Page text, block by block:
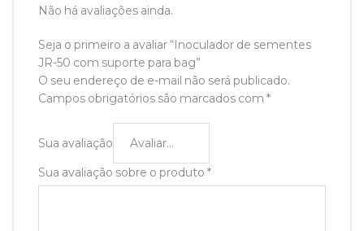
Não há avaliações ainda.
Seja o primeiro a avaliar “Inoculador de sementes
JR-50 com suporte para bag”
O seu endereço de e-mail não será publicado.
Campos obrigatórios são marcados com *
Sua avaliação
Sua avaliação sobre o produto *